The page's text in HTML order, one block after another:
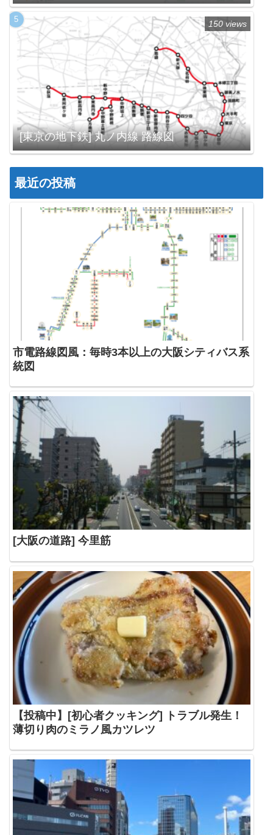
[東京の地下鉄] 丸ノ内線 路線図
150 views
最近の投稿
市電路線図風：毎時3本以上の大阪シティバス系
統図
[大阪の道路] 今里筋
【投稿中】[初心者クッキング] トラブル発生！
薄切り肉のミラノ風カツレツ